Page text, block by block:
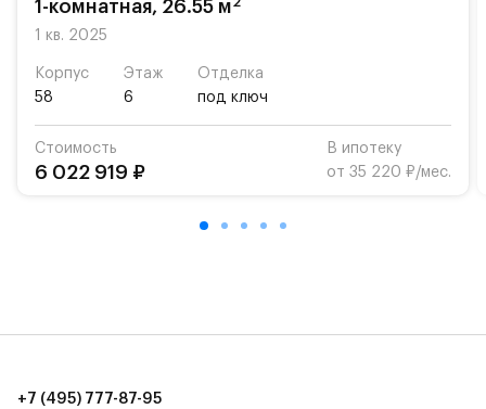
Для автомобилистов — закрытые озеленённые
Территория квартала приватная, въезд
осуществляется по пропускам.#yan19-2r1516013#
1-комнатная, 26.55 м
1 кв. 2025
Корпус
58
Этаж
6
Отделка
под ключ
Стоимость
6 022 919 ₽
В ипотеку
от 35 220 ₽/мес.
+7 (495) 777-87-95